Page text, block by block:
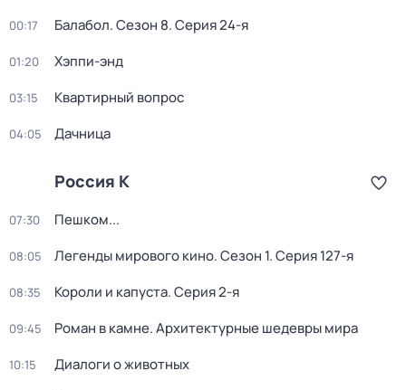
00:17 Балабол. Сезон 8. Серия 24-я
01:20 Хэппи-энд
03:15 Квартирный вопрос
04:05 Дачница
Россия К
07:30 Пешком...
08:05 Легенды мирового кино. Сезон 1. Серия 127-я
08:35 Короли и капуста. Серия 2-я
09:45 Роман в камне. Архитектурные шедевры мира
10:15 Диалоги о животных